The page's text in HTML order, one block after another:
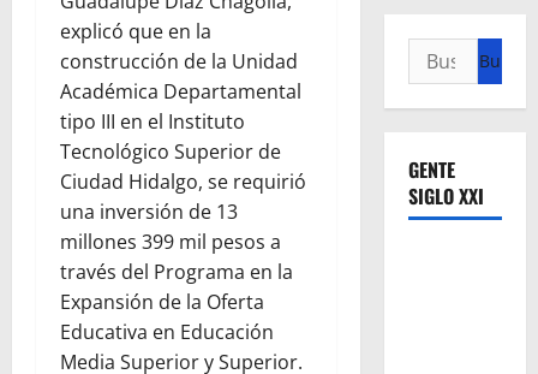
explicó que en la
construcción de la Unidad
Académica Departamental
tipo III en el Instituto
Tecnológico Superior de
Ciudad Hidalgo, se requirió
una inversión de 13
millones 399 mil pesos a
través del Programa en la
Expansión de la Oferta
Educativa en Educación
Media Superior y Superior.
Buscar:
GENTE
SIGLO XXI